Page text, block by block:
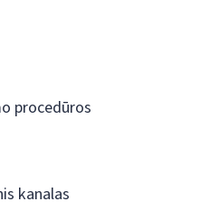
procedūros
kanalas